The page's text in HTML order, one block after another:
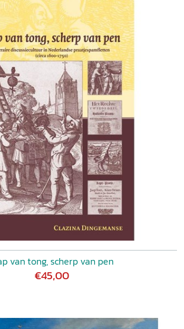
van tong, scherp van pen
€45,00